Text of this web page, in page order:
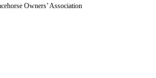
Owners’ Association